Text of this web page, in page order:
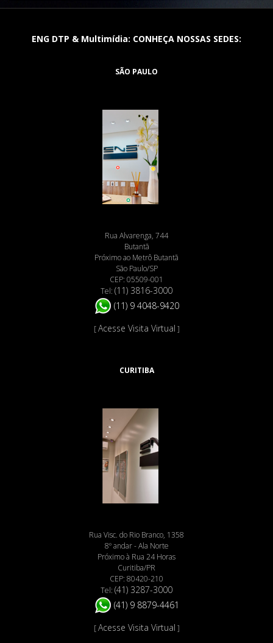
ENG DTP & Multimídia: CONHEÇA NOSSAS SEDES:
SÃO PAULO
Rua Alvarenga, 744
Butantã
Próximo ao Metrô Butantã
São Paulo/SP
CEP: 05509-001
Tel: (11) 3816-3000
(11) 9 4048-9420
[Acesse Visita Virtual ]
CURITIBA
Rua Visc. do Rio Branco, 1358
8º andar - Ala Norte
Próximo à Rua 24 Horas
Curitiba/PR
CEP: 80420-210
Tel: (41) 3287-3000
(41) 9 8879-4461
[Acesse Visita Virtual ]